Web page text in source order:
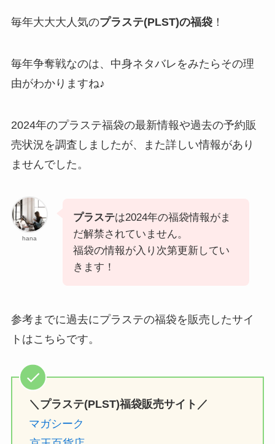
毎年大大大人気のプラステ(PLST)の福袋！
毎年争奪戦なのは、中身ネタバレをみたらその理
由がわかりますね♪
2024年のプラステ福袋の最新情報や過去の予約販
売状況を調査しましたが、また詳しい情報があり
ませんでした。
hana
プラステは2024年の福袋情報がま
だ解禁されていません。
福袋の情報が入り次第更新してい
きます！
参考までに過去にプラステの福袋を販売したサイ
トはこちらです。
＼プラステ(PLST)福袋販売サイト／
マガシーク